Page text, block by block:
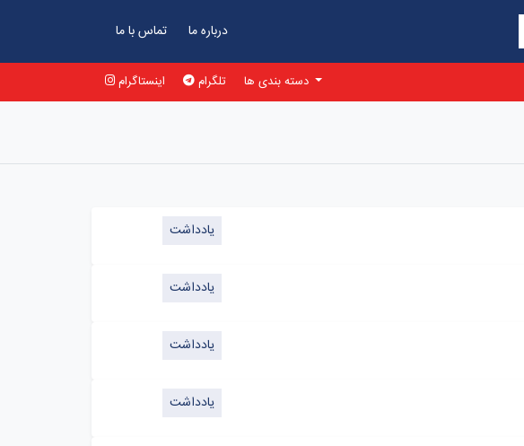
تماس با ما درباره ما
اینستاگرام تلگرام
یادداشت
یادداشت
یادداشت
یادداشت